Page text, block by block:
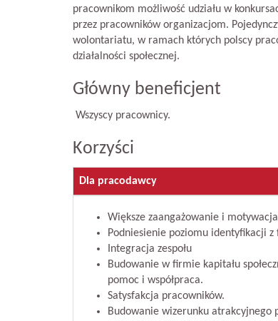
pracownikom możliwość udziału w
przez pracowników organizacjom.
wolontariatu, w ramach których polscy
działalności społecznej.
Główny beneficjent
Wszyscy pracownicy.
Korzyści
Dla pracodawcy
Większe zaangażowanie i
Podniesienie poziomu identyfikacji z
Integracja zespołu
Budowanie w firmie kapitału
pomoc i współpraca.
Satysfakcja pracowników.
Budowanie wizerunku atrakcyjnego